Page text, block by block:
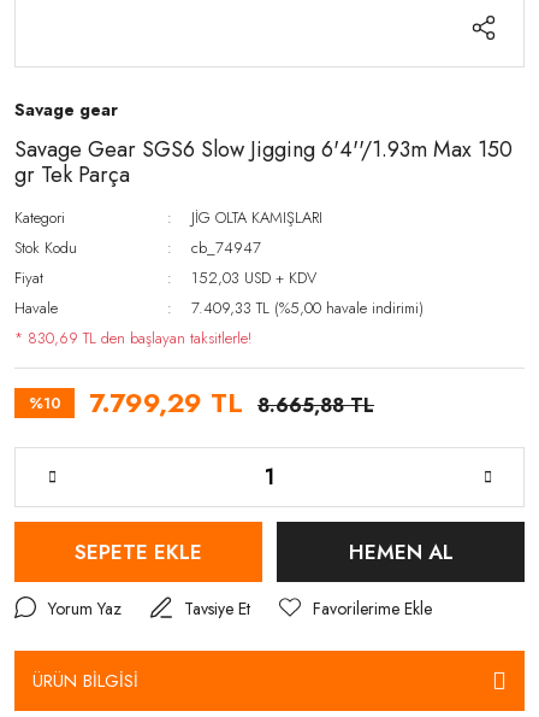
Savage gear
Savage Gear SGS6 Slow Jigging 6'4''/1.93m Max 150
gr Tek Parça
Kategori
JİG OLTA KAMIŞLARI
Stok Kodu
cb_74947
Fiyat
152,03 USD + KDV
Havale
7.409,33 TL (%5,00 havale indirimi)
* 830,69 TL den başlayan taksitlerle!
%10 7.799,29 TL 8.665,88 TL
SEPETE EKLE HEMEN AL
Yorum Yaz Tavsiye Et
ÜRÜN BİLGİSİ